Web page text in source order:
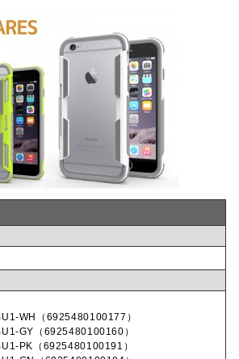
WH（6925480100177）
GY（6925480100160）
PK（6925480100191）